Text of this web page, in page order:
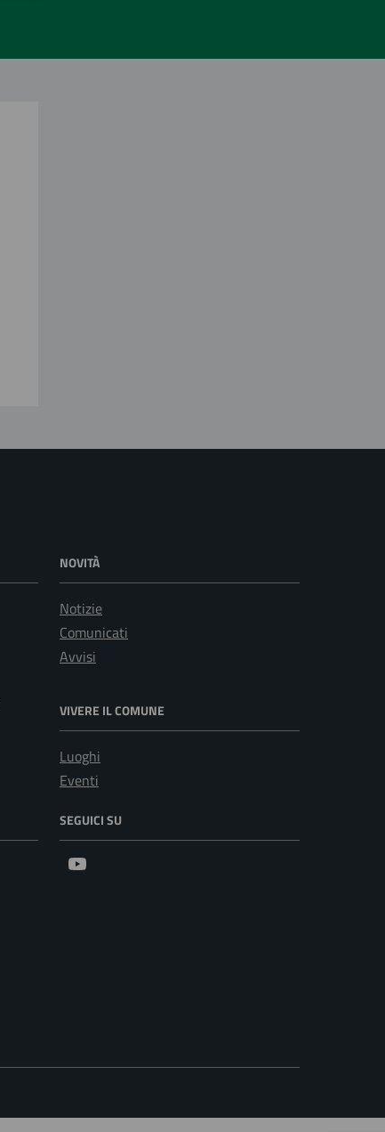
NOVITÀ
Notizie
Comunicati
Avvisi
VIVERE IL COMUNE
Luoghi
Eventi
SEGUICI SU